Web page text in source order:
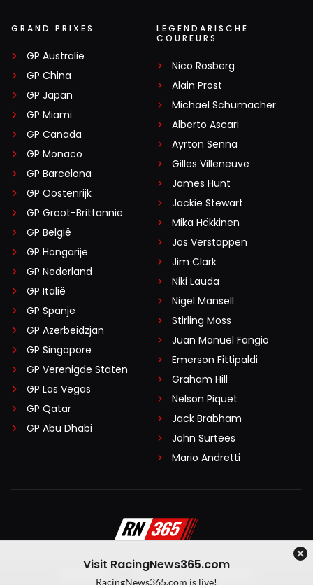
GRAND PRIXES
GP Australië
GP China
GP Japan
GP Miami
GP Canada
GP Monaco
GP Barcelona
GP Oostenrijk
GP Groot-Brittannië
GP België
GP Hongarije
GP Nederland
GP Italië
GP Spanje
GP Azerbeidzjan
GP Singapore
GP Verenigde Staten
GP Las Vegas
GP Qatar
GP Abu Dhabi
LEGENDARISCHE
COUREURS
Nico Rosberg
Alain Prost
Michael Schumacher
Alberto Ascari
Ayrton Senna
Gilles Villeneuve
James Hunt
Jackie Stewart
Mika Häkkinen
Jos Verstappen
Jim Clark
Niki Lauda
Nigel Mansell
Stirling Moss
Juan Manuel Fangio
Emerson Fittipaldi
Graham Hill
Nelson Piquet
Jack Brabham
John Surtees
Mario Andretti
Algemene voorwaarden
Visit RacingNews365.com
RacingNews365.com is live!